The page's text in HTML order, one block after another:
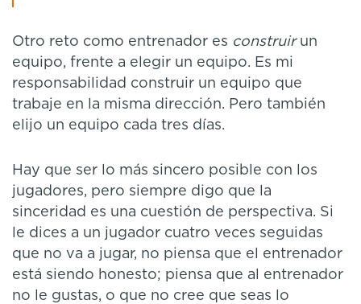
Otro reto como entrenador es construirun
equipo, frente a elegir un equipo. Es mi
responsabilidad construir un equipo que
trabaje en la misma dirección. Pero también
elijo un equipo cada tres días.
Hay que ser lo más sincero posible con los
jugadores, pero siempre digo que la
sinceridad es una cuestión de perspectiva. Si
le dices a un jugador cuatro veces seguidas
que no va a jugar, no piensa que el entrenador
está siendo honesto; piensa que al entrenador
no le gustas, o que no cree que seas lo